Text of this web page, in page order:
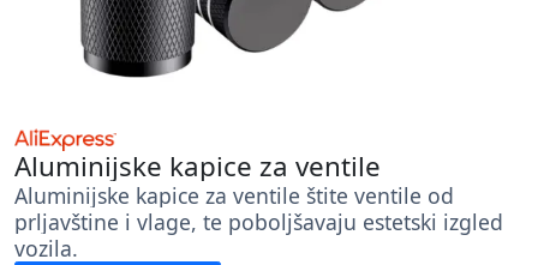
Aluminijske kapice za ventile
Aluminijske kapice za ventile štite ventile od
prljavštine i vlage, te poboljšavaju estetski izgled
vozila.